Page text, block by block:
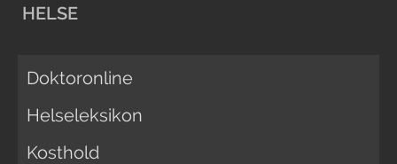
HELSE
Doktoronline
Helseleksikon
Kosthold